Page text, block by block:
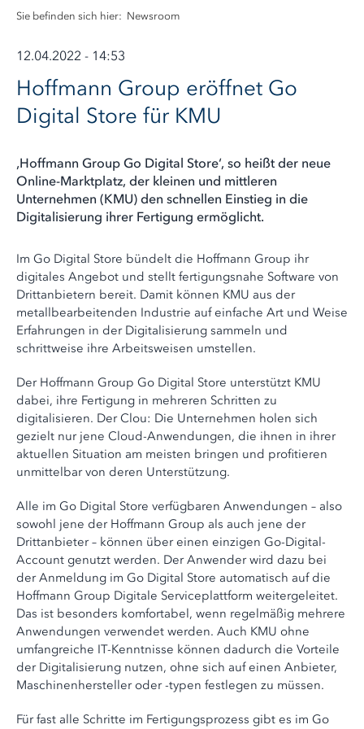
Sie befinden sich hier: Newsroom
12.04.2022 - 14:53
Hoffmann Group eröffnet Go
Digital Store für KMU
‚Hoffmann Group Go Digital Store‘, so heißt der neue
Online-Marktplatz, der kleinen und mittleren
Unternehmen (KMU) den schnellen Einstieg in die
Digitalisierung ihrer Fertigung ermöglicht.
Im Go Digital Store bündelt die Hoffmann Group ihr
digitales Angebot und stellt fertigungsnahe Software von
Drittanbietern bereit. Damit können KMU aus der
metallbearbeitenden Industrie auf einfache Art und Weise
Erfahrungen in der Digitalisierung sammeln und
schrittweise ihre Arbeitsweisen umstellen.
Der Hoffmann Group Go Digital Store unterstützt KMU
dabei, ihre Fertigung in mehreren Schritten zu
digitalisieren. Der Clou: Die Unternehmen holen sich
gezielt nur jene Cloud-Anwendungen, die ihnen in ihrer
aktuellen Situation am meisten bringen und profitieren
unmittelbar von deren Unterstützung.
Alle im Go Digital Store verfügbaren Anwendungen – also
sowohl jene der Hoffmann Group als auch jene der
Drittanbieter – können über einen einzigen Go-Digital-
Account genutzt werden. Der Anwender wird dazu bei
der Anmeldung im Go Digital Store automatisch auf die
Hoffmann Group Digitale Serviceplattform weitergeleitet.
Das ist besonders komfortabel, wenn regelmäßig mehrere
Anwendungen verwendet werden. Auch KMU ohne
umfangreiche IT-Kenntnisse können dadurch die Vorteile
der Digitalisierung nutzen, ohne sich auf einen Anbieter,
Maschinenhersteller oder -typen festlegen zu müssen.
Für fast alle Schritte im Fertigungsprozess gibt es im Go